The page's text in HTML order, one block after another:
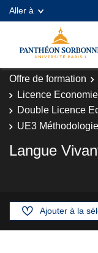
Aller à
Offre de formation
Licence Economie
Double Licence
UE3 Méthodologie
Langue
Ajouter à la